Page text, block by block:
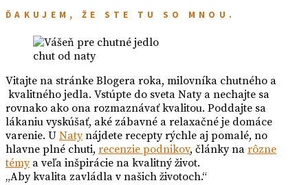
ĎAKUJEM, ŽE STE TU SO MNOU.
chut od naty
Vitajte na stránke Blogera roka, milovníka chutného a
kvalitného jedla. Vstúpte do sveta Naty a nechajte sa
rovnako ako ona rozmaznávať kvalitou. Poddajte sa
lákaniu vyskúšať, aké zábavné a relaxačné je domáce
varenie. U Natynájdete recepty rýchle aj pomalé, no
hlavne plné chuti, recenzie podnikov, články na rôzne
témya veľa inšpirácie na kvalitný život.
„Aby kvalita zavládla v našich životoch.“